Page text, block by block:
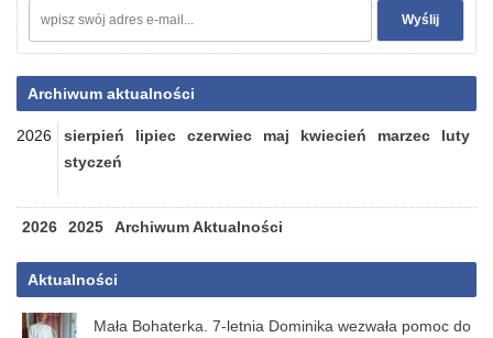
Archiwum aktualności
2026 sierpień lipiec czerwiec maj kwiecień marzec
luty
styczeń
2026 2025 Archiwum Aktualności
Aktualności
Mała Bohaterka. 7-letnia Dominika wezwała pomoc do